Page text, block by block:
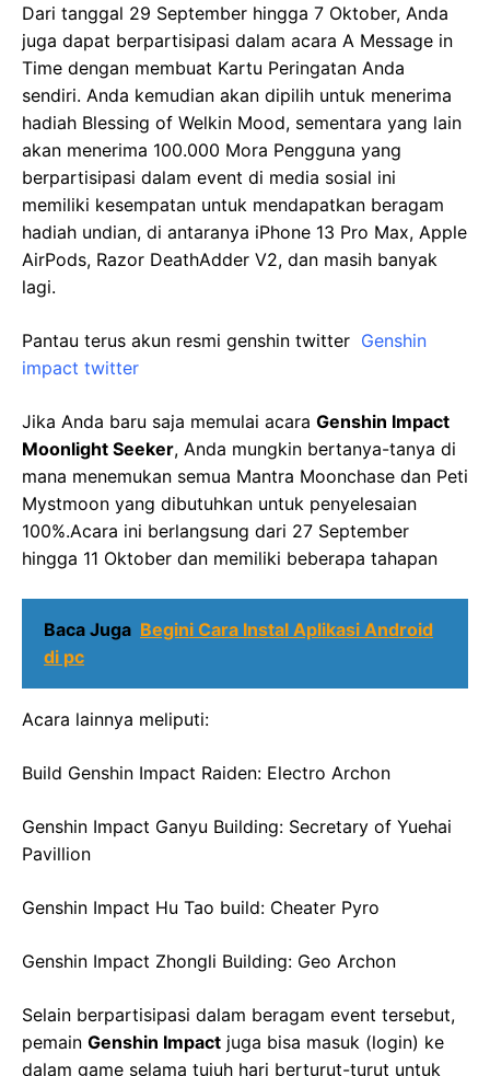
Dari tanggal 29 September hingga 7 Oktober, Anda
juga dapat berpartisipasi dalam acara A Message in
Time dengan membuat Kartu Peringatan Anda
sendiri. Anda kemudian akan dipilih untuk menerima
hadiah Blessing of Welkin Mood, sementara yang lain
akan menerima 100.000 Mora Pengguna yang
berpartisipasi dalam event di media sosial ini
memiliki kesempatan untuk mendapatkan beragam
hadiah undian, di antaranya iPhone 13 Pro Max, Apple
AirPods, Razor DeathAdder V2, dan masih banyak
lagi.
Pantau terus akun resmi genshin twitter Genshin
impact twitter
Jika Anda baru saja memulai acara Genshin Impact
Moonlight Seeker, Anda mungkin bertanya-tanya di
mana menemukan semua Mantra Moonchase dan Peti
Mystmoon yang dibutuhkan untuk penyelesaian
100%.Acara ini berlangsung dari 27 September
hingga 11 Oktober dan memiliki beberapa tahapan
Baca Juga Begini Cara Instal Aplikasi Android
di pc
Acara lainnya meliputi:
Build Genshin Impact Raiden: Electro Archon
Genshin Impact Ganyu Building: Secretary of Yuehai
Pavillion
Genshin Impact Hu Tao build: Cheater Pyro
Genshin Impact Zhongli Building: Geo Archon
Selain berpartisipasi dalam beragam event tersebut,
pemain Genshin Impact juga bisa masuk (login) ke
dalam game selama tujuh hari berturut-turut untuk